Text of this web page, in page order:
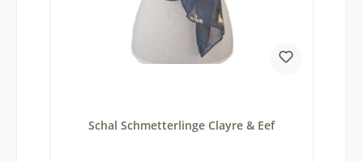
Schal Schmetterlinge Clayre & Eef